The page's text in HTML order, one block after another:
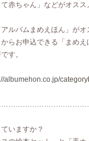
赤ちゃん」などがオスス
ルバムまめえほん」がオ
らお申込できる「まめ
す。
albumehon.co.jp/
いますか？